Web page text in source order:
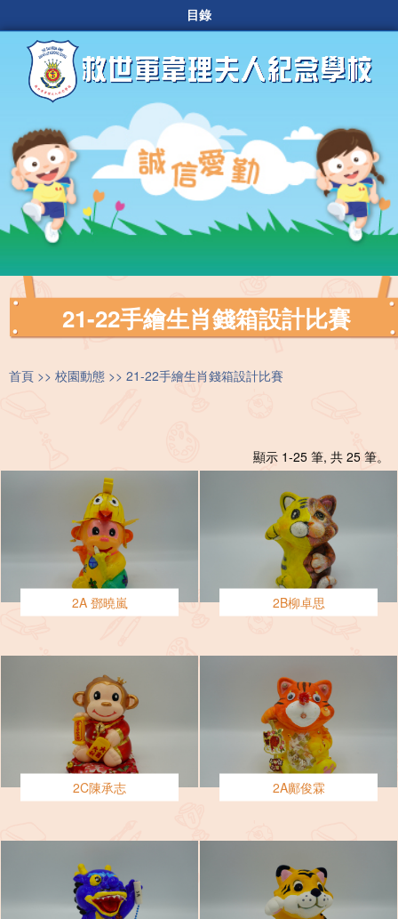
目錄
21-22手繪生肖錢箱設計比賽
首頁 校園動態 21-22手繪生肖錢箱設計比賽
顯示 1-25 筆, 共 25 筆。
2A 鄧曉嵐 2B柳卓思
2C陳承志 2A鄺俊霖